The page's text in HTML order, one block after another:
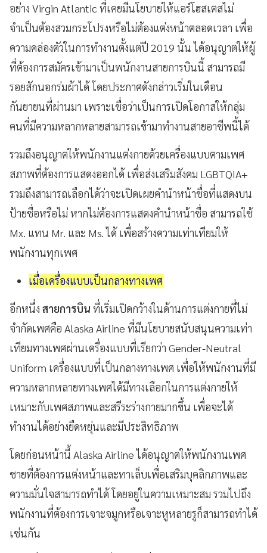
อย่าง Virgin Atlantic ที่เคยมีนโยบายให้แอร์โฮสเตสไม่
จำเป็นต้องสวมกระโปรงหรือไม่ต้องแต่งหน้าตลอดเวลา เพื่อ
ความคล่องตัวในการทำงานตั้งแต่ปี 2019 นั้น ได้อนุญาตให้ผู้
ที่ต้องการสมัครเข้ามาเป็นพนักงานสายการบินนี้ สามารถมี
รอยสักนอกร่มผ้าได้ โดยประกาศดังกล่าวเริ่มในเดือน
กันยายนที่ผ่านมา เพราะเชื่อว่าเป็นการเปิดโอกาสให้กลุ่ม
คนที่มีความหลากหลายสามารถเข้ามาทำงานสายอาชีพนี้ได้
รวมถึงอนุญาตให้พนักงานแต่งกายด้วยเครื่องแบบตามเพศ
สภาพที่ต้องการแสดงออกได้ เพื่อส่งเสริมสังคม LGBTQIA+
รวมถึงสามารถเลือกได้ว่าจะเปิดเผยคำนำหน้าชื่อที่แสดงบน
ป้ายชื่อหรือไม่ หากไม่ต้องการแสดงคำนำหน้าชื่อ สามารถใช้
Mx. แทน Mr. และ Ms. ได้ เพื่อสร้างความเท่าเทียมให้
พนักงานทุกเพศ
เมื่อเครื่องแบบเป็นกลางทางเพศ
อีกหนึ่ง สายการบิน ที่เริ่มเปิดกว้างในด้านการแต่งกายที่ไม่
จำกัดเพศคือ Alaska Airline ที่มีนโยบายสนับสนุนความเท่า
เทียมทางเพศผ่านเครื่องแบบที่เรียกว่า Gender-Neutral
Uniform เครื่องแบบที่เป็นกลางทางเพศ เพื่อให้พนักงานที่มี
ความหลากหลายทางเพศได้มีทางเลือกในการแต่งกายให้
เหมาะกับเพศสภาพและสรีระร่างกายมากขึ้น เพื่อจะได้
ทำงานได้อย่างยืดหยุ่นและมีประสิทธิภาพ
โดยก่อนหน้านี้ Alaska Airline ได้อนุญาตให้พนักงานเพศ
ชายที่ต้องการแต่งหน้าและทาเล็บเพื่อเสริมบุคลิกภาพและ
ความมั่นใจสามารถทำได้ โดยอยู่ในความเหมาะสม รวมไปถึง
พนักงานที่ต้องการเจาะจมูกหรือเจาะหูหลายรูก็สามารถทำได้
เช่นกัน